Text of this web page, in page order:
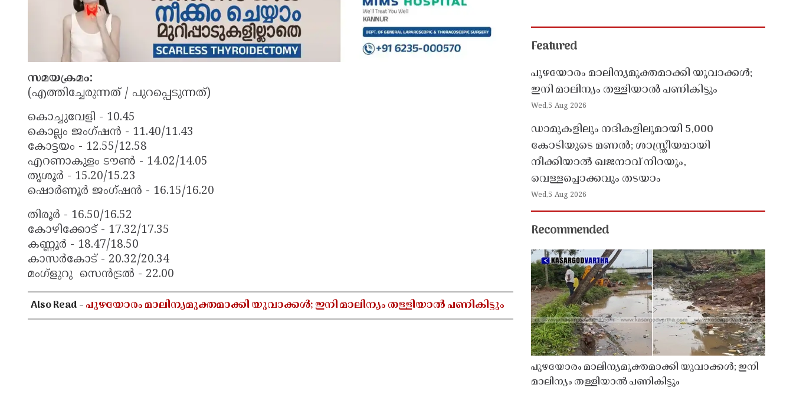
സമയക്രമം:
(എത്തിച്ചേരുന്നത് / പുറപ്പെടുന്നത്)
കൊച്ചുവേളി - 10.45
കൊല്ലം ജംഗ്ഷൻ - 11.40/11.43
കോട്ടയം - 12.55/12.58
എറണാകുളം ടൗൺ - 14.02/14.05
തൃശൂർ - 15.20/15.23
ഷൊർണൂർ ജംഗ്ഷൻ - 16.15/16.20
തിരൂർ - 16.50/16.52
കോഴിക്കോട് - 17.32/17.35
കണ്ണൂർ - 18.47/18.50
കാസർകോട് - 20.32/20.34
മംഗ്ളുറു സെൻട്രൽ - 22.00
Also Read -പുഴയോരം മാലിന്യമുക്തമാക്കി യുവാക്കൾ; ഇനി മാലിന്യം തള്ളിയാൽ പണികിട്ടും
Featured
പുഴയോരം മാലിന്യമുക്തമാക്കി യുവാക്കൾ;
ഇനി മാലിന്യം തള്ളിയാൽ പണികിട്ടും
Wed,5 Aug 2026
ഡാമുകളിലും നദികളിലുമായി 5,000
കോടിയുടെ മണൽ; ശാസ്ത്രീയമായി
നീക്കിയാൽ ഖജനാവ് നിറയും,
വെള്ളപ്പൊക്കവും തടയാം
Wed,5 Aug 2026
Recommended
പുഴയോരം മാലിന്യമുക്തമാക്കി യുവാക്കൾ; ഇനി
മാലിന്യം തള്ളിയാൽ പണികിട്ടും